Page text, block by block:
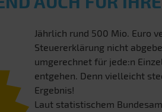
Jährlich rund 500 Mio. Euro
Steuererklärung nicht
umgerechnet für jede:n
entgehen. Denn vielleicht
Ergebnis!
Laut statistischem